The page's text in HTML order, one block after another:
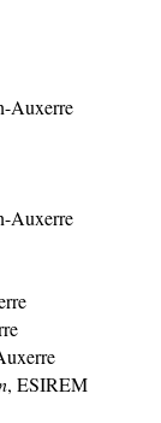
Auxerre
Auxerre
, ESIREM